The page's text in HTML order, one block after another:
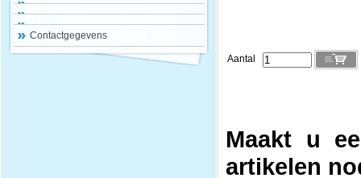
Contactgegevens
Aantal
Maakt u
artikelen